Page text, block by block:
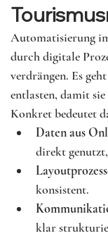
Automatisierung
durch digitale
verdrängen. Es
entlasten, damit
Konkret bedeutet
Daten aus
direkt
konsistent.
klar